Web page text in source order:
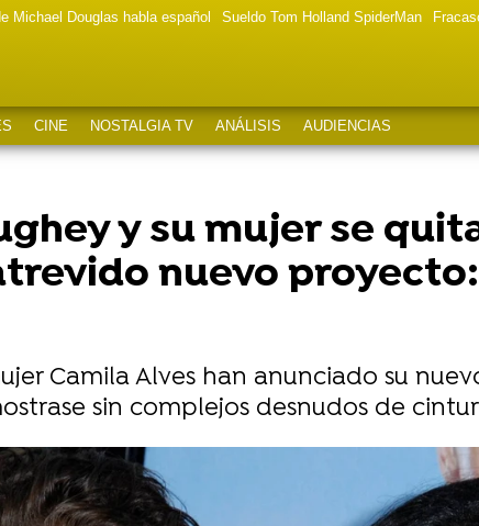
Michael Douglas habla español Sueldo Tom Holland SpiderMan
CINE NOSTALGIA TV ANÁLISIS AUDIENCIAS
y su mujer se
nuevo
Camila Alves han anunciado su
sin complejos desnudos de
la imagen de "drogado y relajado" que pintan